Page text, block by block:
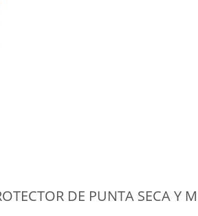
DE PUNTA SECA Y